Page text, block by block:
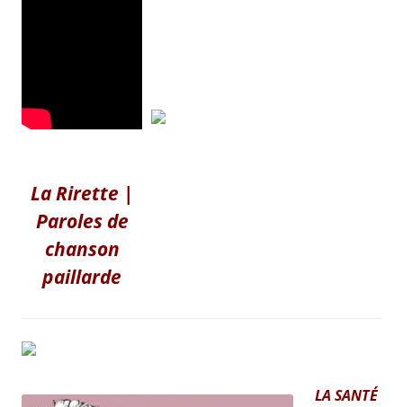
La Rirette |
Paroles de
chanson
paillarde
LA SANTÉ